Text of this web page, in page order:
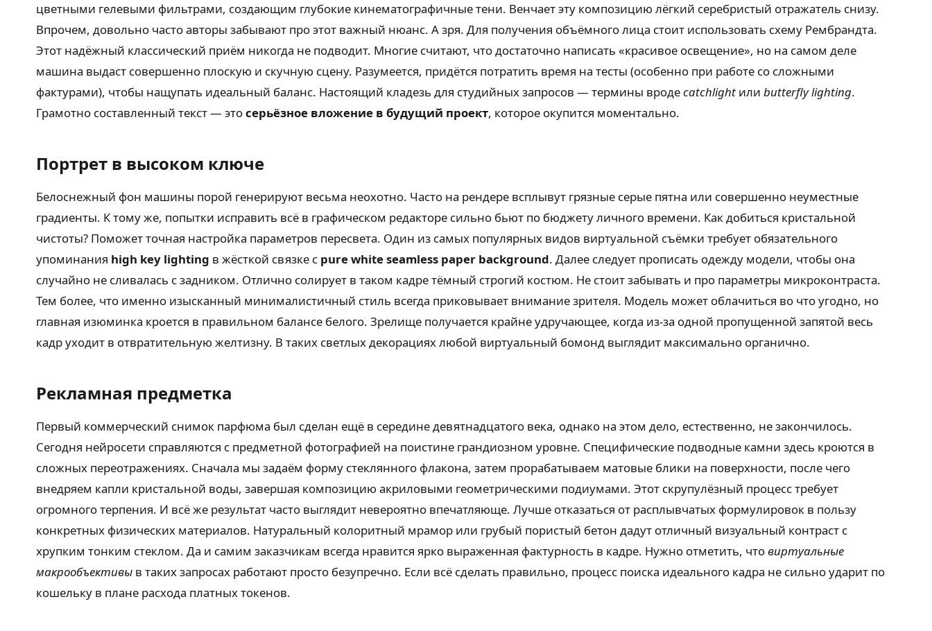
цветными гелевыми фильтрами, создающим глубокие кинематографичные тени. Венчает эту композицию лёгкий серебристый отражатель снизу.
Впрочем, довольно часто авторы забывают про этот важный нюанс. А зря. Для получения объёмного лица стоит использовать схему Рембрандта.
Этот надёжный классический приём никогда не подводит. Многие считают, что достаточно написать «красивое освещение», но на самом деле
машина выдаст совершенно плоскую и скучную сцену. Разумеется, придётся потратить время на тесты (особенно при работе со сложными
фактурами), чтобы нащупать идеальный баланс. Настоящий кладезь для студийных запросов — термины вродеcatchlight или butterfly lighting.
Грамотно составленный текст — этосерьёзное вложение в будущий проект, которое окупится моментально.
Портрет в высоком ключе
Белоснежный фон машины порой генерируют весьма неохотно. Часто на рендере всплывут грязные серые пятна или совершенно неуместные
градиенты. К тому же, попытки исправить всё в графическом редакторе сильно бьют по бюджету личного времени. Как добиться кристальной
чистоты? Поможет точная настройка параметров пересвета. Один из самых популярных видов виртуальной съёмки требует обязательного
упоминания high key lighting в жёсткой связке с pure white seamless paper background. Далее следует прописать одежду модели, чтобы она
случайно не сливалась с задником. Отлично солирует в таком кадре тёмный строгий костюм. Не стоит забывать и про параметры микроконтраста.
Тем более, что именно изысканный минималистичный стиль всегда приковывает внимание зрителя. Модель может облачиться во что угодно, но
главная изюминка кроется в правильном балансе белого. Зрелище получается крайне удручающее, когда из-за одной пропущенной запятой весь
кадр уходит в отвратительную желтизну. В таких светлых декорациях любой виртуальный бомонд выглядит максимально органично.
Рекламная предметка
Первый коммерческий снимок парфюма был сделан ещё в середине девятнадцатого века, однако на этом дело, естественно, не закончилось.
Сегодня нейросети справляются с предметной фотографией на поистине грандиозном уровне. Специфические подводные камни здесь кроются в
сложных переотражениях. Сначала мы задаём форму стеклянного флакона, затем прорабатываем матовые блики на поверхности, после чего
внедряем капли кристальной воды, завершая композицию акриловыми геометрическими подиумами. Этот скрупулёзный процесс требует
огромного терпения. И всё же результат часто выглядит невероятно впечатляюще. Лучше отказаться от расплывчатых формулировок в пользу
конкретных физических материалов. Натуральный колоритный мрамор или грубый пористый бетон дадут отличный визуальный контраст с
хрупким тонким стеклом. Да и самим заказчикам всегда нравится ярко выраженная фактурность в кадре. Нужно отметить, чтовиртуальные
макрообъективы в таких запросах работают просто безупречно. Если всё сделать правильно, процесс поиска идеального кадра не сильно ударит по
кошельку в плане расхода платных токенов.